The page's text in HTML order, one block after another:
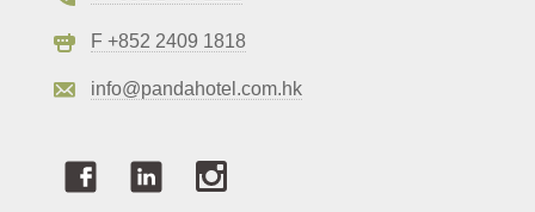
F +852 2409 1818
info@pandahotel.com.hk